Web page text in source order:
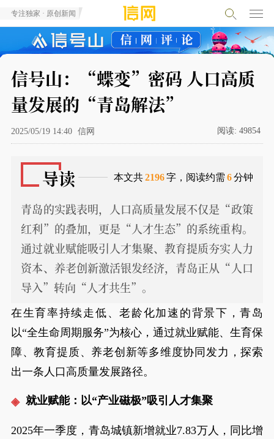
专注独家 · 原创新闻
信号山：“蝶变”密码 人口高质
量发展的“青岛解法”
2025/05/19 14:40 信网 阅读: 49854
导读 本文共2196字，阅读约需 6分钟
青岛的实践表明，人口高质量发展不仅是“政策
红利”的叠加，更是“人才生态”的系统重构。
通过就业赋能吸引人才集聚、教育提质夯实人力
资本、养老创新激活银发经济，青岛正从“人口
导入”转向“人才共生”。
在生育率持续走低、老龄化加速的背景下，青岛
以“全生命周期服务”为核心，通过就业赋能、生育保
障、教育提质、养老创新等多维度协同发力，探索
出一条人口高质量发展路径。
就业赋能：以“产业磁极”吸引人才集聚
2025年一季度，青岛城镇新增就业7.83万人，同比增